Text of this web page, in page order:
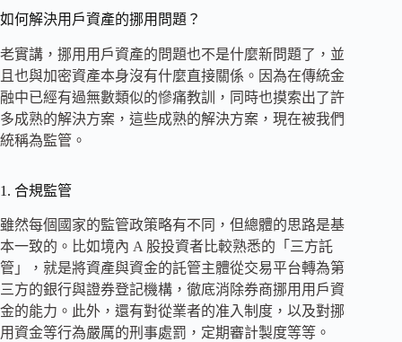
如何解決用戶資產的挪用問題？
老實講，挪用用戶資產的問題也不是什麼新問題了，並
且也與加密資產本身沒有什麼直接關係。因為在傳統金
融中已經有過無數類似的慘痛教訓，同時也摸索出了許
多成熟的解決方案，這些成熟的解決方案，現在被我們
統稱為監管。
1. 合規監管
雖然每個國家的監管政策略有不同，但總體的思路是基
本一致的。比如境內 A 股投資者比較熟悉的「三方託
管」，就是將資產與資金的託管主體從交易平台轉為第
三方的銀行與證券登記機構，徹底消除券商挪用用戶資
金的能力。此外，還有對從業者的准入制度，以及對挪
用資金等行為嚴厲的刑事處罰，定期審計製度等等。